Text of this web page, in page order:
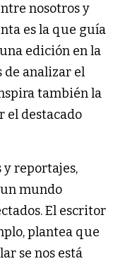
nosotros y
es la que guía
edición en la
de analizar el
también la
el destacado
y reportajes,
mundo
El escritor
plantea que
se nos está